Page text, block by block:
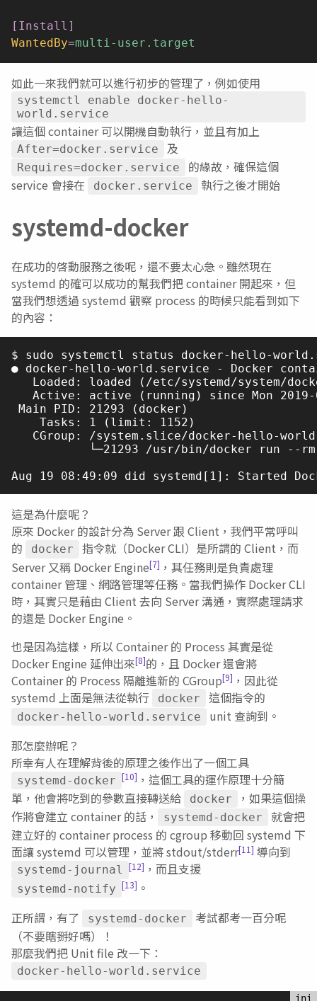
[Install]
WantedBy=multi-user.target
如此一來我們就可以進行初步的管理了，例如使用
systemctl enable docker-hello-
world.service
讓這個 container 可以開機自動執行，並且有加上
After=docker.service 及
Requires=docker.service
的緣故，確保這個
service 會接在
docker.service 執行之後才開始
systemd-docker
在成功的啓動服務之後呢，還不要太心急。雖然現在
systemd 的確可以成功的幫我們把 container 開起來，但
當我們想透過 systemd 觀察 process 的時候只能看到如下
的內容：
$ sudo systemctl status docker-hello-
● docker-hello-world.service - Docker
Loaded: loaded (/etc/systemd/system/
Active: active (running) since Mon
Main PID: 21293 (docker)
    Tasks: 1 (limit: 1152)
CGroup: /system.slice/docker-hello-
└─21293 /usr/bin/docker run --
這是為什麼呢？
原來 Docker 的設計分為 Server 跟 Client，我們平常呼叫
的
docker
指令就（Docker CLI）是所謂的 Client，而
Server 又稱 Docker Engine[7] ，其任務則是負責處理
container 管理、網路管理等任務。當我們操作 Docker CLI
時，其實只是藉由 Client 去向 Server 溝通，實際處理請求
的還是 Docker Engine。
也是因為這樣，所以 Container 的 Process 其實是從
Docker Engine 延伸出來[8]的，且 Docker 還會將
Container 的 Process 隔離進新的 CGroup[9] ，因此從
systemd 上面是無法從執行
docker 這個指令的
docker-hello-world.service
unit 查詢到。
那怎麼辦呢？
所幸有人在理解背後的原理之後作出了一個工具
systemd-docker [10] ，這個工具的運作原理十分簡
單，他會將吃到的參數直接轉送給
docker
，如果這個操
作將會建立 container 的話，
systemd-docker
就會把
建立好的 container process 的 cgroup 移動回 systemd 下
面讓 systemd 可以管理，並將 stdout/stderr[11] 導向到
systemd-journal [12] ，而且支援
systemd-notify [13] 。
正所謂，有了
systemd-docker
考試都考一百分呢
（不要瞎掰好嗎）！
那麼我們把 Unit file 改一下：
docker-hello-world.service